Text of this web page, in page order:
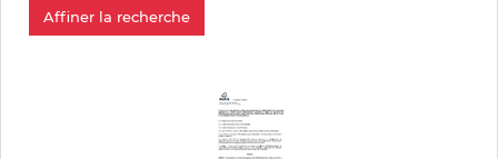
Affiner la recherche